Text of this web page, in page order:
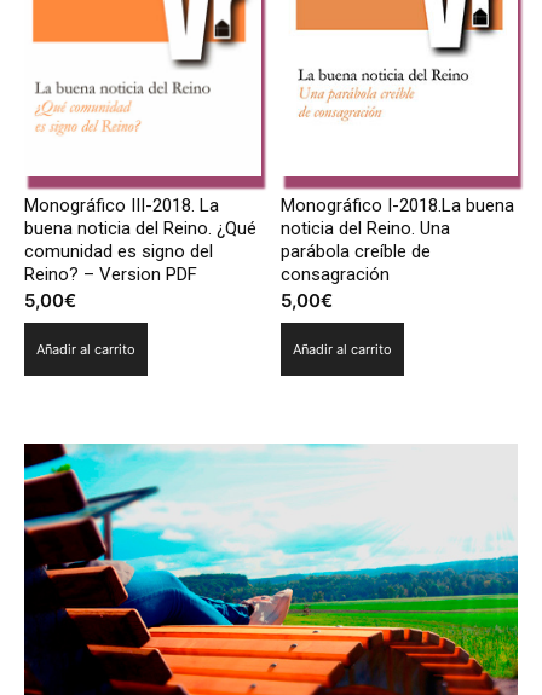
Monográfico III-2018. La
buena noticia del Reino. ¿Qué
comunidad es signo del
Reino? – Version PDF
5,00€
Añadir al carrito
Monográfico I-2018.La buena
noticia del Reino. Una
parábola creíble de
consagración
5,00€
Añadir al carrito